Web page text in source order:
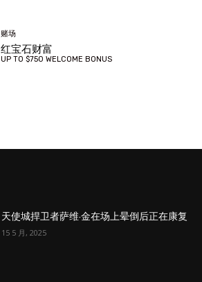
赌场
红宝石财富
UP TO $750 WELCOME BONUS
天使城捍卫者萨维·金在场上晕倒后正在康复
15 5 月, 2025